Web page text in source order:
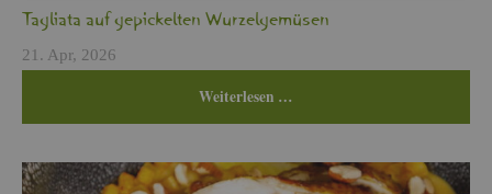
Ta­glia­ta auf ge­pi­ckel­ten Wur­zel­ge­mü­sen
21. Apr, 2026
Wei­ter­le­sen …